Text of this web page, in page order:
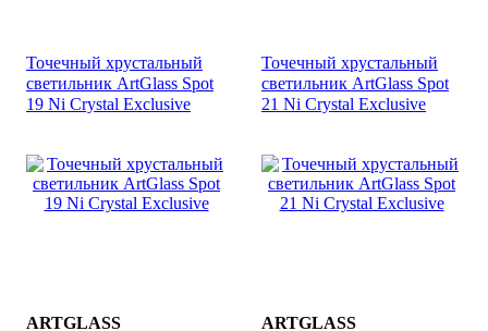
Точечный хрустальный
светильник ArtGlass Spot
19 Ni Crystal Exclusive
ARTGLASS
Точечный хрустальный
светильник ArtGlass Spot
21 Ni Crystal Exclusive
ARTGLASS